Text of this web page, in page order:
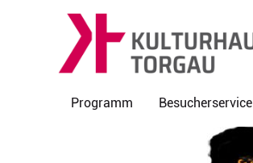
Programm Besucherservice